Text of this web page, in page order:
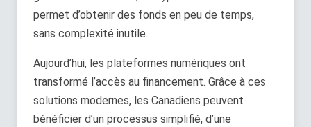
permet d’obtenir des fonds en peu de temps,
sans complexité inutile.
Aujourd’hui, les plateformes numériques ont
transformé l’accès au financement. Grâce à ces
solutions modernes, les Canadiens peuvent
bénéficier d’un processus simplifié, d’une